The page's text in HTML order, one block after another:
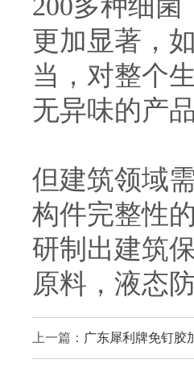
200多种细
更加显著，
当，对整个
无异味的产
但建筑领域
构件完整性
研制出建筑
原料，液态
上一篇： 广东犀利牌免钉胶